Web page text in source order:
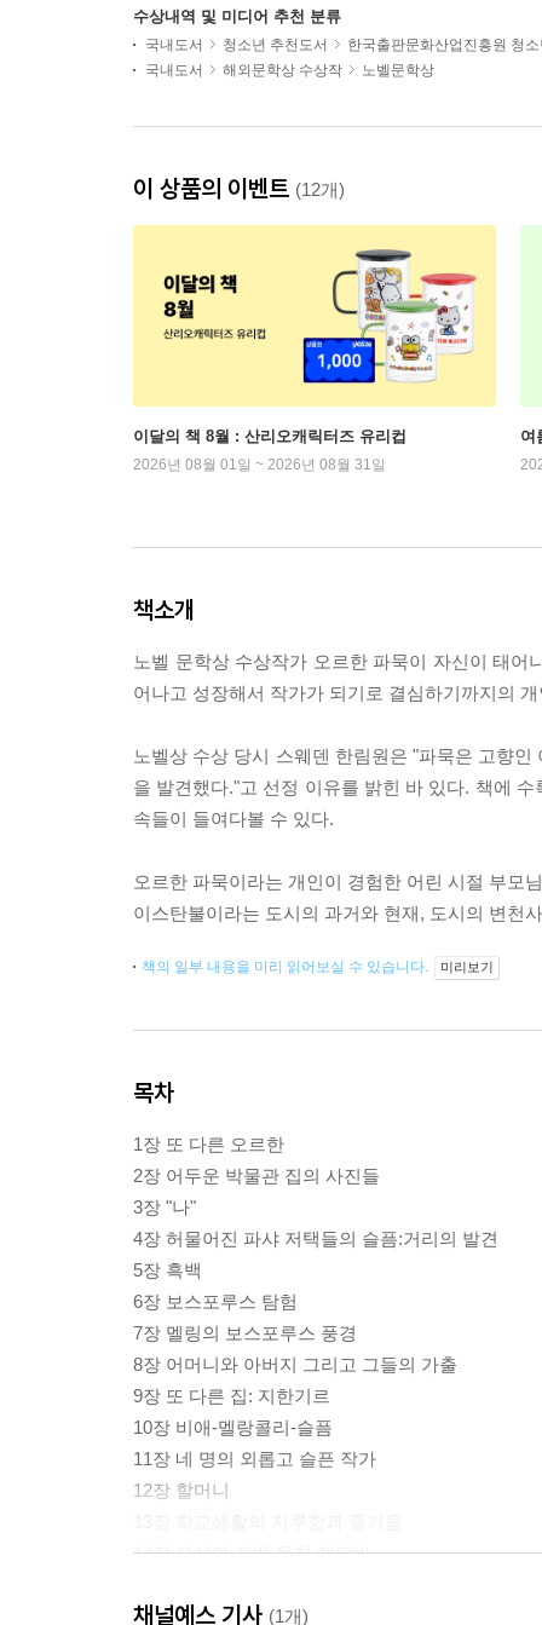
수상내역 및 미디어 추천 분류
국내도서 청소년 추천도서
한국출판문화산업진흥원 청
국내도서
해외문학상 수상작 노벨문학상
이 상품의 이벤트 (12개)
이달의 책 8월 : 산리오캐릭터즈 유리컵
2026년 08월 01일 ~ 2026년 08월 31일
여
책소개
노벨 문학상 수상작가 오르한 파묵이 자신이 태
어나고 성장해서 작가가 되기로 결심하기까지의
노벨상 수상 당시 스웨덴 한림원은 "파묵은 고향
을 발견했다."고 선정 이유를 밝힌 바 있다. 책에
속들이 들여다볼 수 있다.
오르한 파묵이라는 개인이 경험한 어린 시절 부모
이스탄불이라는 도시의 과거와 현재, 도시의 변천
책의 일부 내용을 미리 읽어보실 수 있습니다. 미리보기
목차
1장 또 다른 오르한
2장 어두운 박물관 집의 사진들
3장 "나"
4장 허물어진 파샤 저택들의 슬픔:거리의 발견
5장 흑백
6장 보스포루스 탐험
7장 멜링의 보스포루스 풍경
8장 어머니와 아버지 그리고 그들의 가출
9장 또 다른 집: 지한기르
10장 비애-멜랑콜리-슬픔
11장 네 명의 외롭고 슬픈 작가
12장 할머니
14장 오시마 지뱉 을침 에닥바
16장 길거리에서 입을 벌리고 걷지 마시오
채널예스 기사 (1개)